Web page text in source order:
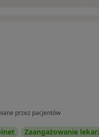
przez pacjentów
Zaangażowanie